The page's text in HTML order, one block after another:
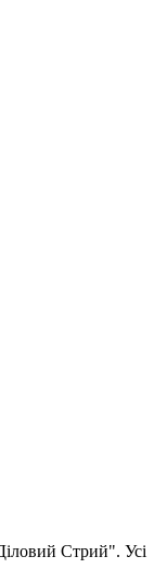
Стрий". Усі